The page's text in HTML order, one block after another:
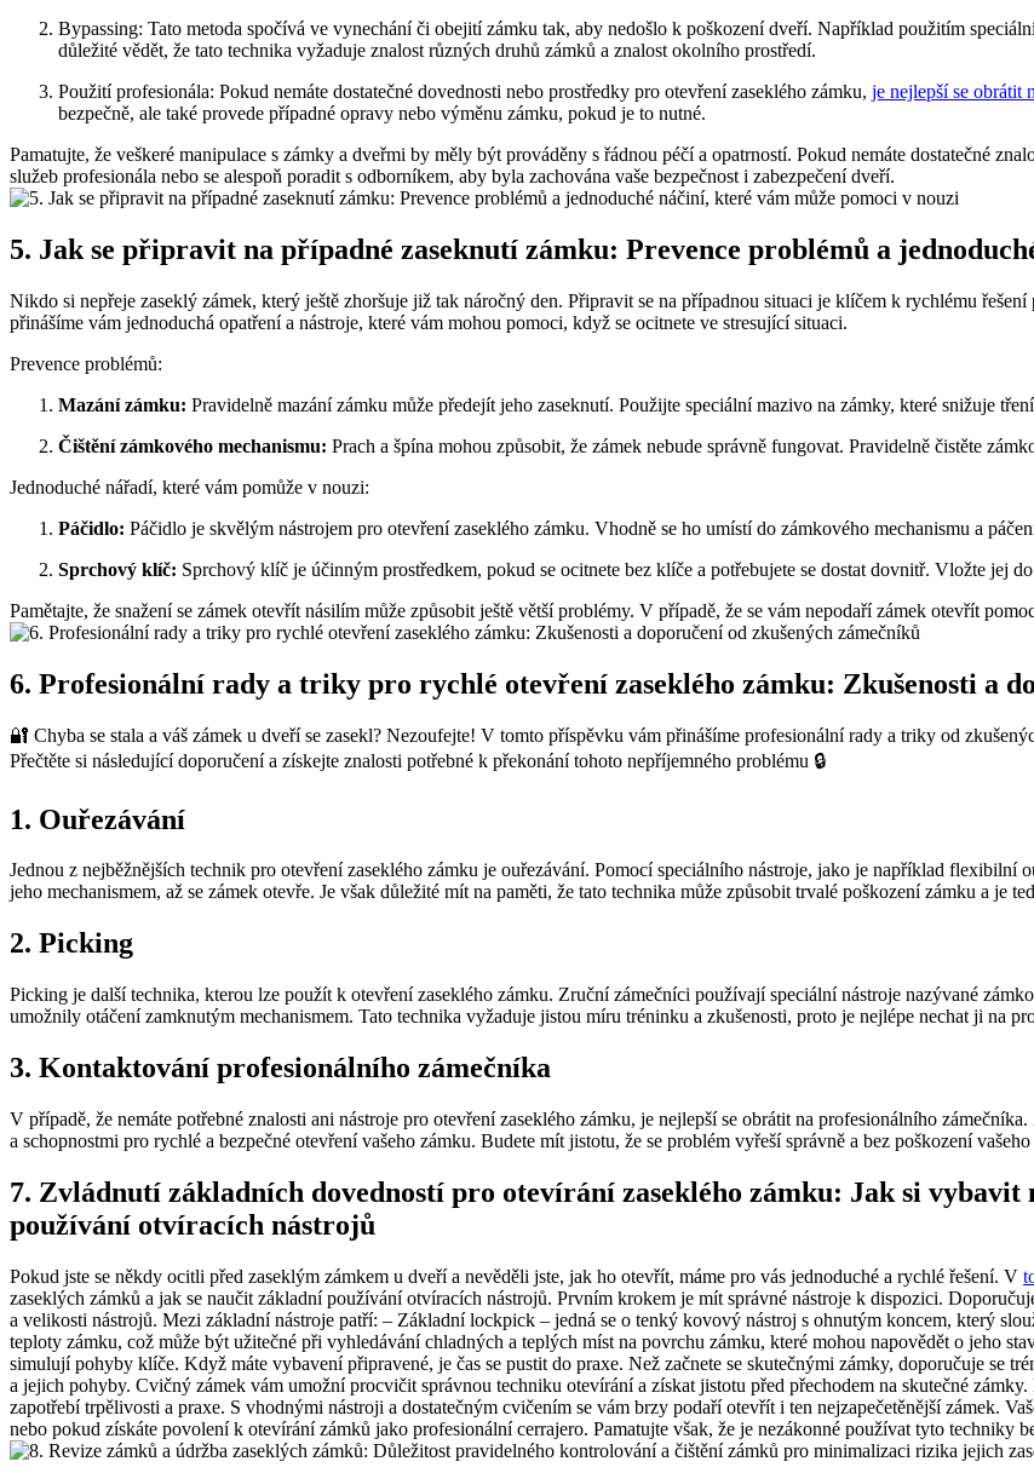
Bypassing: Tato metoda spočívá ve vynechání či obejití zámku tak, aby nedošlo k poškození dveří. Například použitím
důležité vědět, že tato technika vyžaduje znalost různých druhů zámků a znalost okolního prostředí.
Použití profesionála: Pokud nemáte dostatečné dovednosti nebo prostředky pro otevření zaseklého zámku, je nejlepší se obrátit
bezpečně, ale také provede případné opravy nebo výměnu zámku, pokud je to nutné.
Pamatujte, že veškeré manipulace s zámky a dveřmi by měly být prováděny s řádnou péčí a opatrností. Pokud nemáte dostatečné
služeb profesionála nebo se alespoň poradit s odborníkem, aby byla zachována vaše bezpečnost i zabezpečení dveří.
5. Jak se připravit na případné zaseknutí zámku: Prevence problémů a
Nikdo si nepřeje zaseklý zámek, který ještě zhoršuje již tak náročný den. Připravit se na případnou situaci je klíčem k rychlému
přinášíme vám jednoduchá opatření a nástroje, které vám mohou pomoci, když se ocitnete ve stresující situaci.
Prevence problémů:
Mazání zámku: Pravidelně mazání zámku může předejít jeho zaseknutí. Použijte speciální mazivo na zámky, které snižuje
Čištění zámkového mechanismu: Prach a špína mohou způsobit, že zámek nebude správně fungovat. Pravidelně čistěte
Jednoduché nářadí, které vám pomůže v nouzi:
Páčidlo: Páčidlo je skvělým nástrojem pro otevření zaseklého zámku. Vhodně se ho umístí do zámkového mechanismu a
Sprchový klíč: Sprchový klíč je účinným prostředkem, pokud se ocitnete bez klíče a potřebujete se dostat dovnitř. Vložte jej
Pamětajte, že snažení se zámek otevřít násilím může způsobit ještě větší problémy. V případě, že se vám nepodaří zámek otevřít
6. Profesionální rady a triky pro rychlé otevření zaseklého zámku: Zkušenosti a
🔐 Chyba se stala a váš zámek u dveří se zasekl? Nezoufejte! V tomto příspěvku vám přinášíme profesionální rady a triky od
Přečtěte si následující doporučení a získejte znalosti potřebné k překonání tohoto nepříjemného problému 🔒
1. Ouřezávání
Jednou z nejběžnějších technik pro otevření zaseklého zámku je ouřezávání. Pomocí speciálního nástroje, jako je například
jeho mechanismem, až se zámek otevře. Je však důležité mít na paměti, že tato technika může způsobit trvalé poškození zámku a je
2. Picking
Picking je další technika, kterou lze použít k otevření zaseklého zámku. Zruční zámečníci používají speciální nástroje nazývané
umožnily otáčení zamknutým mechanismem. Tato technika vyžaduje jistou míru tréninku a zkušenosti, proto je nejlépe nechat ji na
3. Kontaktování profesionálního zámečníka
V případě, že nemáte potřebné znalosti ani nástroje pro otevření zaseklého zámku, je nejlepší se obrátit na profesionálního
a schopnostmi pro rychlé a bezpečné otevření vašeho zámku. Budete mít jistotu, že se problém vyřeší správně a bez poškození
7. Zvládnutí základních dovedností pro otevírání zaseklého zámku: Jak si vybavit
používání otvíracích nástrojů
Pokud jste se někdy ocitli před zaseklým zámkem u dveří a nevěděli jste, jak ho otevřít, máme pro vás jednoduché a rychlé řešení. V
zaseklých zámků a jak se naučit základní používání otvíracích nástrojů. Prvním krokem je mít správné nástroje k dispozici.
a velikosti nástrojů. Mezi základní nástroje patří: – Základní lockpick – jedná se o tenký kovový nástroj s ohnutým koncem, který
teploty zámku, což může být užitečné při vyhledávání chladných a teplých míst na povrchu zámku, které mohou napovědět o jeho
simulují pohyby klíče. Když máte vybavení připravené, je čas se pustit do praxe. Než začnete se skutečnými zámky, doporučuje se
a jejich pohyby. Cvičný zámek vám umožní procvičit správnou techniku otevírání a získat jistotu před přechodem na skutečné
zapotřebí trpělivosti a praxe. S vhodnými nástroji a dostatečným cvičením se vám brzy podaří otevřít i ten nejzapečetěnější zámek.
nebo pokud získáte povolení k otevírání zámků jako profesionální cerrajero. Pamatujte však, že je nezákonné používat tyto techniky